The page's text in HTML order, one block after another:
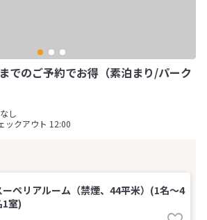
でのご予約でお得（素泊まり/パーク
し
クアウト 12:00
ーペリアルーム（禁煙、44平米）(1名～4
1室)